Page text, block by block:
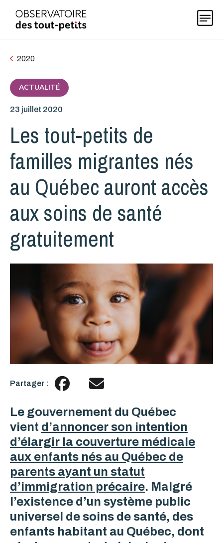
Thématiques
Explorer les données 0-5
Publications
Actualités
À propos
2020
ACTUALITÉ
23 juillet 2020
Les tout-petits de
familles migrantes nés
au Québec auront accès
aux soins de santé
gratuitement
Partager :
Le gouvernement du Québec
vient d’annoncer son intention
d’élargir la couverture médicale
aux enfants nés au Québec de
parents ayant un statut
d’immigration précaire. Malgré
l’existence d’un système public
universel de soins de santé, des
enfants habitant au Québec, dont